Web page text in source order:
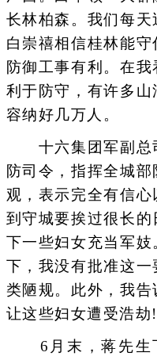
长林柏森。我们每天
白崇禧相信桂林能
防御工事有利。在
利于防守，有许多
容纳好几万人。
十六集团军副总
防司令，指挥全城
观，表示完全有信
到守城要挨过很长
下一些妇女充当军
下，我没有批准这
类陋规。此外，我
让这些妇女遭受浩劫!
6月末，蒋先生